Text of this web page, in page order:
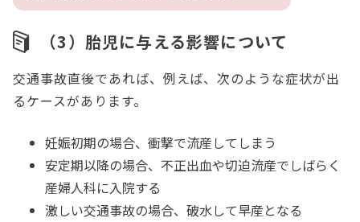
（3）胎児に与える影響について
交通事故直後であれば、例えば、次のような症状が出
るケースがあります。
妊娠初期の場合、衝撃で流産してしまう
安定期以降の場合、不正出血や切迫流産でしばらく
産婦人科に入院する
激しい交通事故の場合、破水して早産となる